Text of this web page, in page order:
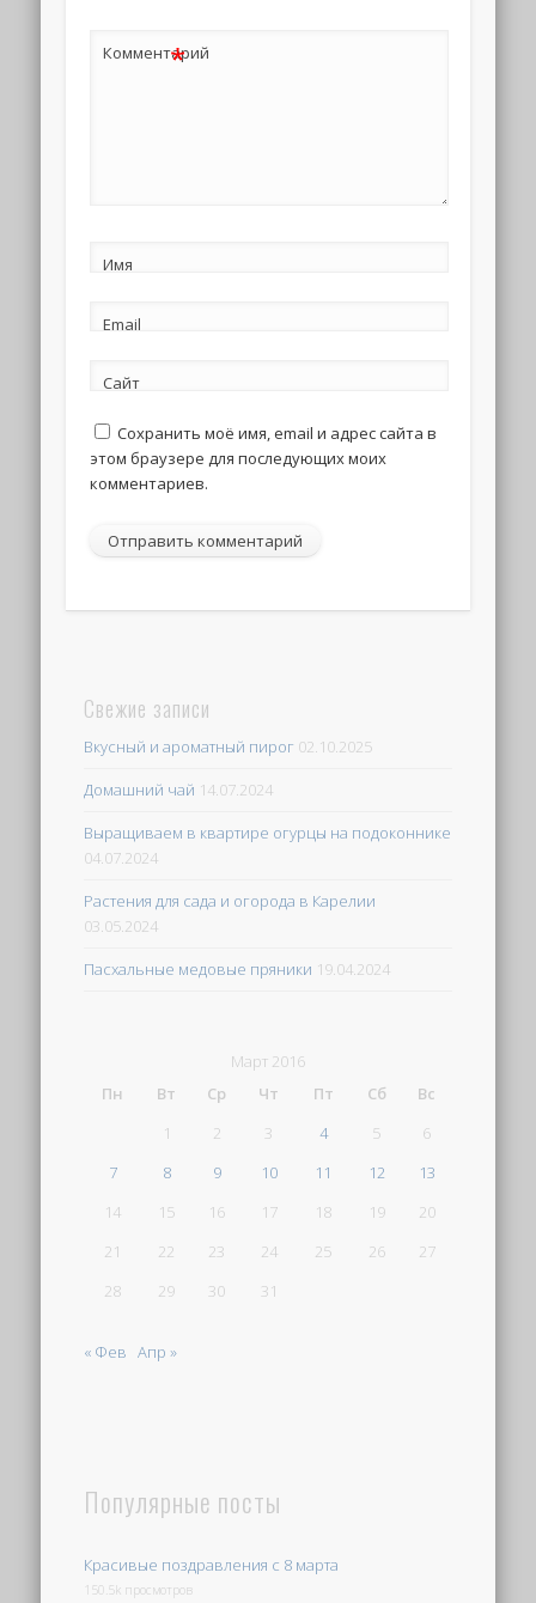
Комментарий
*
Имя
Email
Сайт
Сохранить моё имя, email и адрес сайта в
этом браузере для последующих моих
комментариев.
Свежие записи
Вкусный и ароматный пирог 02.10.2025
Домашний чай 14.07.2024
Выращиваем в квартире огурцы на подоконнике
04.07.2024
Растения для сада и огорода в Карелии
03.05.2024
Пасхальные медовые пряники 19.04.2024
Март 2016
Пн
Вт Ср Чт Пт Сб
Вс
1
2 3 4 5
6
7
8 9 10 11 12
13
14
15 16 17 18 19
20
21
22 23 24 25 26
27
28
29 30 31
« Фев Апр »
Популярные посты
Красивые поздравления с 8 марта
150.5k просмотров